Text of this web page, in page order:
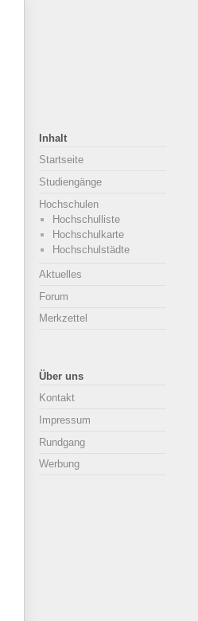
Inhalt
Startseite
Studiengänge
Hochschulen
Hochschulliste
Hochschulkarte
Hochschulstädte
Aktuelles
Forum
Merkzettel
Über uns
Kontakt
Impressum
Rundgang
Werbung